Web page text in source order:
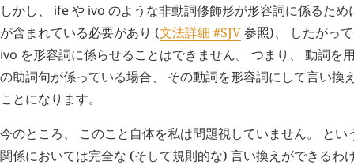
しかし、 ifeや ivo のような非動詞修飾形が形容詞に係るた
が含まれている必要があり (文法詳細 #SJV参照)、 したがっ
ivo を形容詞に係らせることはできません。 つまり、 動詞を
の助詞句が係っている場合、 その動詞を形容詞にして言い換
ことになります。
今のところ、 このこと自体を私は問題視していません。 と
関係においては完全な (そして規則的な) 言い換えができるわ